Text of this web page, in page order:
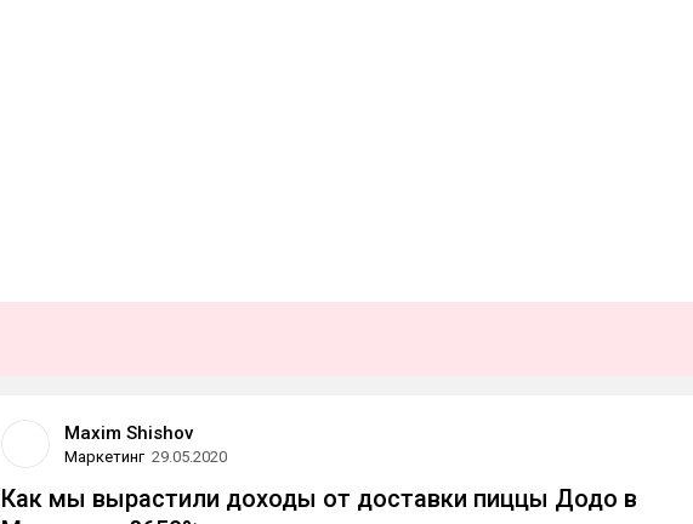
Maxim Shishov
Маркетинг 29.05.2020
Как мы вырастили доходы от доставки пиццы Додо в